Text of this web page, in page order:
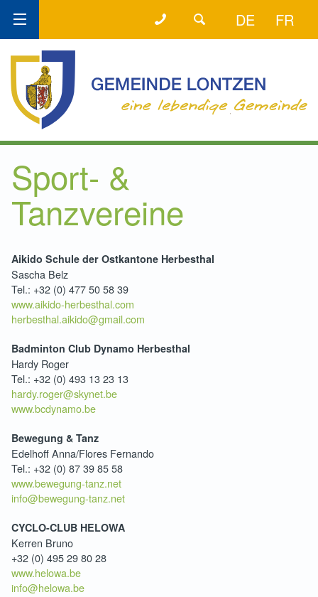
FR
DE
DER DIREKTE DRAHT! +32 (0) 87 89 80 58
Sport- &
Tanzvereine
Aikido Schule der Ostkantone Herbesthal
Sascha Belz
Tel.: +32 (0) 477 50 58 39
www.aikido-herbesthal.com
herbesthal.aikido@gmail.com
Badminton Club Dynamo Herbesthal
Hardy Roger
Tel.: +32 (0) 493 13 23 13
hardy.roger@skynet.be
www.bcdynamo.be
Bewegung & Tanz
Edelhoff Anna/Flores Fernando
Tel.: +32 (0) 87 39 85 58
www.bewegung-tanz.net
info@bewegung-tanz.net
CYCLO-CLUB HELOWA
Kerren Bruno
+32 (0) 495 29 80 28
www.helowa.be
info@helowa.be